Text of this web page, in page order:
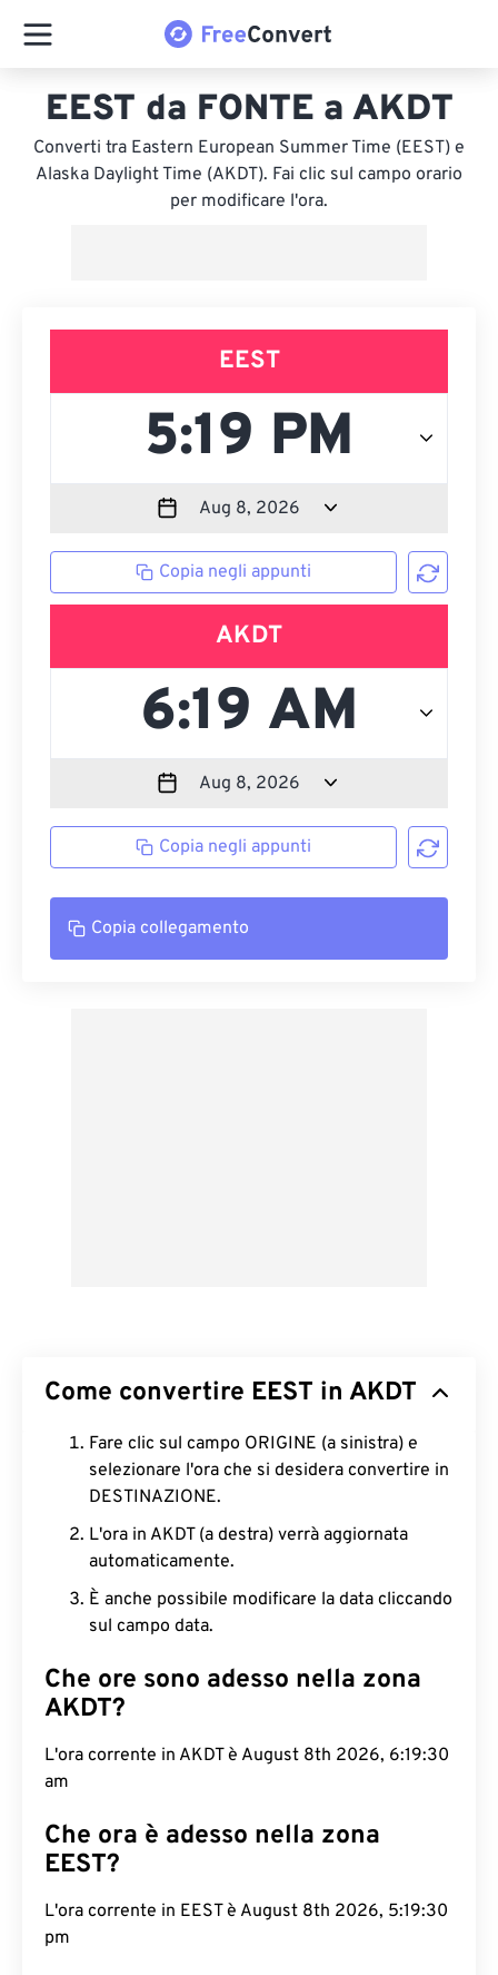
EEST da FONTE a AKDT
Converti tra Eastern European Summer Time (EEST) e
Alaska Daylight Time (AKDT). Fai clic sul campo orario
per modificare l'ora.
EEST
Copia negli appunti
AKDT
Copia negli appunti
Copia collegamento
Come convertire EEST in AKDT
Fare clic sul campo ORIGINE (a sinistra) e
selezionare l'ora che si desidera convertire in
DESTINAZIONE.
L'ora in AKDT (a destra) verrà aggiornata
automaticamente.
È anche possibile modificare la data cliccando
sul campo data.
Che ore sono adesso nella zona
AKDT?
L'ora corrente in AKDT è August 8th 2026, 6:19:31
am
Che ora è adesso nella zona
EEST?
L'ora corrente in EEST è August 8th 2026, 5:19:31
pm